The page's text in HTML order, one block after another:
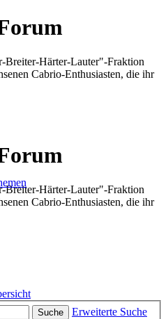
Breiter-Härter-Lauter"-Fraktion
Cabrio-Enthusiasten, die ihr
Breiter-Härter-Lauter"-Fraktion
Cabrio-Enthusiasten, die ihr
Suche
Erweiterte Suche